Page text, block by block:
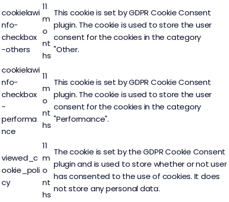
cookielawi
nfo-
checkbox
-others
11
m
o
nt
hs
This cookie is set by GDPR Cookie Consent
plugin. The cookie is used to store the user
consent for the cookies in the category
"Other.
cookielawi
nfo-
checkbox
-
performa
nce
11
m
o
nt
hs
This cookie is set by GDPR Cookie Consent
plugin. The cookie is used to store the user
consent for the cookies in the category
"Performance".
viewed_c
ookie_poli
cy
11
m
o
nt
hs
The cookie is set by the GDPR Cookie Consent
plugin and is used to store whether or not user
has consented to the use of cookies. It does
not store any personal data.